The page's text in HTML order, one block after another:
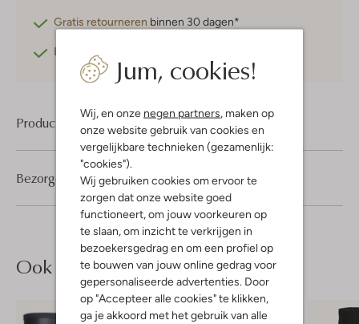
Jum, cookies!
Wij, en onze negen partners , maken op
onze website gebruik van cookies en
vergelijkbare technieken (gezamenlijk:
"cookies").
Wij gebruiken cookies om ervoor te
zorgen dat onze website goed
functioneert, om jouw voorkeuren op
te slaan, om inzicht te verkrijgen in
bezoekersgedrag en om een profiel op
te bouwen van jouw online gedrag voor
gepersonaliseerde advertenties. Door
op "Accepteer alle cookies" te klikken,
ga je akkoord met het gebruik van alle
Gratis retourneren binnen 30 dagen*
Betaal achteraf
Product informatie
Bezorgen & retourneren
Ook iets voor jou?